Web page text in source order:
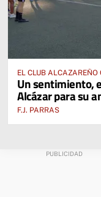
EL CLUB ALCAZAREÑO
PASADO E INCLUSO
Un sentimiento,
Alcázar para su
F.J. PARRAS